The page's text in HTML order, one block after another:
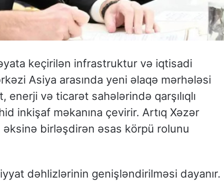
keçirilən infrastruktur və iqtisadi
Asiya arasında yeni əlaqə mərhələsi
enerji və ticarət sahələrində qarşılıqlı
inkişaf məkanına çevirir. Artıq Xəzər
əksinə birləşdirən əsas körpü rolunu
dəhlizlərinin genişləndirilməsi dayanır.